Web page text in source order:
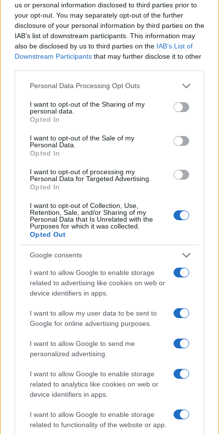
us or personal information disclosed to third parties prior to
your opt-out. You may separately opt-out of the further
disclosure of your personal information by third parties on the
IAB’s list of downstream participants. This information may
also be disclosed by us to third parties on the IAB’s List of
Downstream Participants that may further disclose it to other
Please note that this website/app uses one or more Google
not limited to your visit or usage behaviour. You may click to
grant or deny consent to Google and its third-party tags to
use your data for below specified purposes in below Google
consent section.
Personal Data Processing Opt Outs
I want to opt-out of the Sharing of my
personal data.
Opted In
I want to opt-out of the Sale of my
Personal Data.
Opted In
I want to opt-out of processing my
Personal Data for Targeted Advertising.
Opted In
I want to opt-out of Collection, Use,
Retention, Sale, and/or Sharing of my
Personal Data that Is Unrelated with the
Purposes for which it was collected.
Opted Out
Google consents
I want to allow Google to enable storage
related to advertising like cookies on web or
device identifiers in apps.
I want to allow my user data to be sent to
Google for online advertising purposes.
I want to allow Google to send me
personalized advertising.
I want to allow Google to enable storage
related to analytics like cookies on web or
device identifiers in apps.
I want to allow Google to enable storage
related to functionality of the website or app.
Yπ. Παιδείας: Πότε λήγουν τα
μαθήματα στα Γυμνάσια και στα
Λύκεια
25/01/2018 - 10:32
Απουσίες: Αλλάζει ο αριθμός –
δικαιολογημένων και
Τριών Ιεραρχών: Τί ορίζει το νέο
ΦΕΚ για την εορτή και τη
24/01/2018 - 09:52
Γυμνάσια και Λύκεια -Αργίες,
24/01/2018 - 09:22
Αλλαγές στα βιβλία Ιστορίας: “H
Ιστορία παραμένει
09/05/2017 - 11:16
Οι στόχοι του Υπουργείου
Παιδείας για το επόμενο
04/05/2017 - 10:00